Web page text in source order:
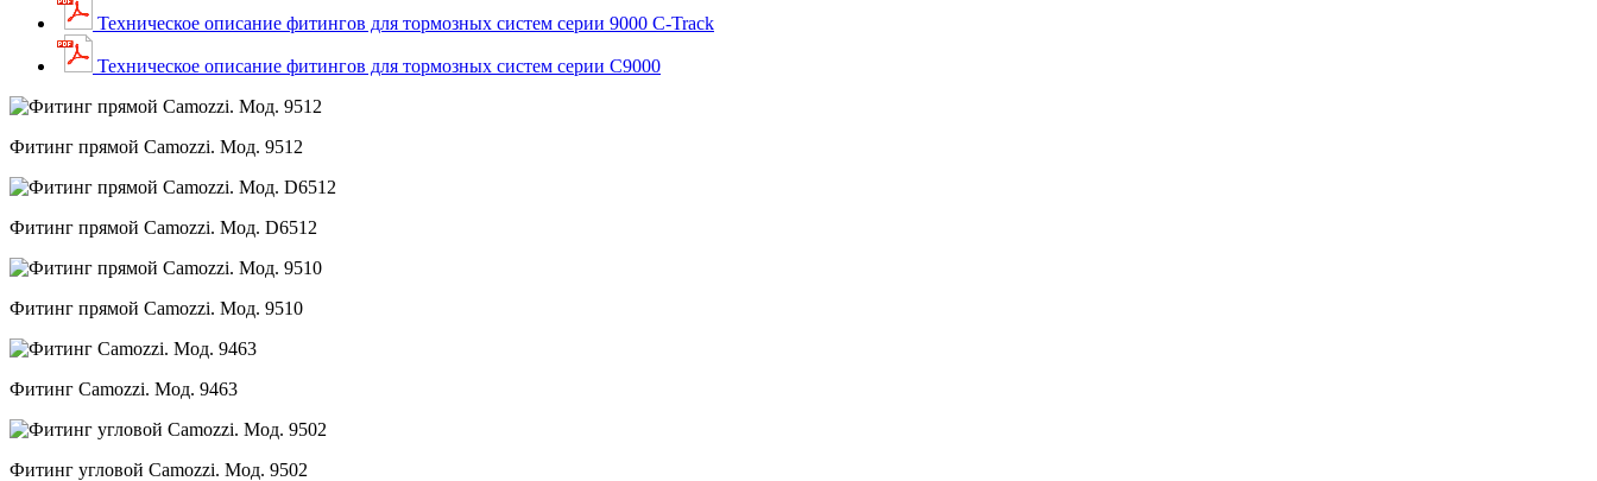
Техническое описание фитингов для тормозных систем серии 9000 C-Track
Техническое описание фитингов для тормозных систем серии C9000
Фитинг прямой Camozzi. Мод. 9512
Фитинг прямой Camozzi. Мод. D6512
Фитинг прямой Camozzi. Мод. 9510
Фитинг Camozzi. Мод. 9463
Фитинг угловой Camozzi. Мод. 9502